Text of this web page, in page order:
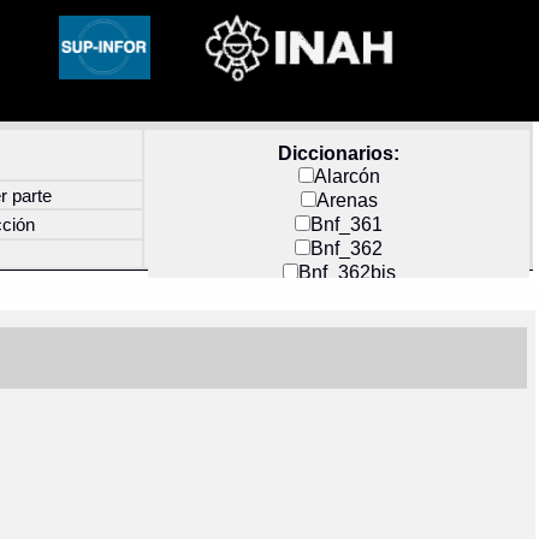
Diccionarios:
Alarcón
Arenas
Bnf_361
Bnf_362
Bnf_362bis
Docs_México
parte